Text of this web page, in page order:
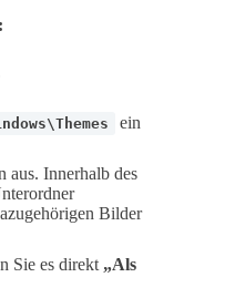
ein
aus. Innerhalb des
Bilder
Sie es direkt „Als